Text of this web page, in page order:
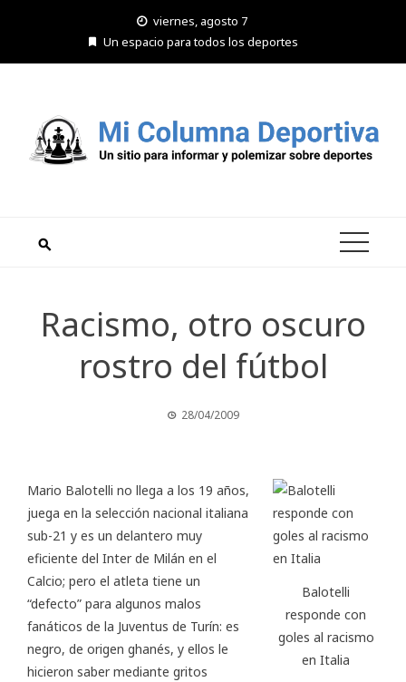
viernes, agosto 7
Un espacio para todos los deportes
Racismo, otro oscuro
rostro del fútbol
28/04/2009
Balotelli
responde con
goles al racismo
en Italia
Mario Balotelli no llega a los 19 años,
juega en la selección nacional italiana
sub-21 y es un delantero muy
eficiente del Inter de Milán en el
Calcio; pero el atleta tiene un
“defecto” para algunos malos
fanáticos de la Juventus de Turín: es
negro, de origen ghanés, y ellos le
hicieron saber mediante gritos